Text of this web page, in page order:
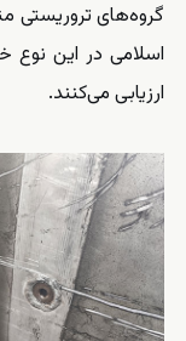
گروه‌های تروریستی
اسلامی در این نوع
ارزیابی می‌کنند.